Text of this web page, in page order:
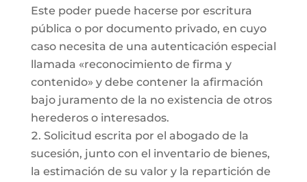
Este poder puede hacerse por escritura
pública o por documento privado, en cuyo
caso necesita de una autenticación especial
llamada «reconocimiento de firma y
contenido» y debe contener la afirmación
bajo juramento de la no existencia de otros
herederos o interesados.
Solicitud escrita por el abogado de la
sucesión, junto con el inventario de bienes,
la estimación de su valor y la repartición de